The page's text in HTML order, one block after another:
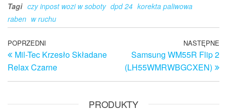
Tagi czy inpost wozi w soboty dpd 24 korekta paliwowa
raben w ruchu
Nawigacja
wpisu
Poprzedni
wpis
POPRZEDNI
Mil-Tec Krzesło Składane
Relax Czarne
NASTĘPNE
Samsung WM55R Flip 2
(LH55WMRWBGCXEN)
PRODUKTY